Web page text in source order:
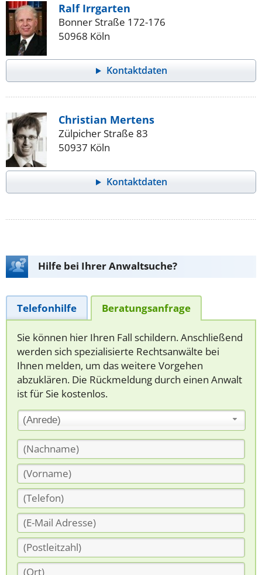
Ralf Irrgarten
Bonner Straße 172-176
50968 Köln
Kontaktdaten
Christian Mertens
Zülpicher Straße 83
50937 Köln
Kontaktdaten
Hilfe bei Ihrer Anwaltsuche?
Telefonhilfe Beratungsanfrage
Sie können hier Ihren Fall schildern. Anschließend
werden sich spezialisierte Rechtsanwälte bei
Ihnen melden, um das weitere Vorgehen
abzuklären. Die Rückmeldung durch einen Anwalt
ist für Sie kostenlos.
(Anrede)